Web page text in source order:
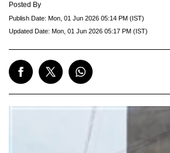
Posted By
Publish Date: Mon, 01 Jun 2026 05:14 PM (IST)
Updated Date: Mon, 01 Jun 2026 05:17 PM (IST)